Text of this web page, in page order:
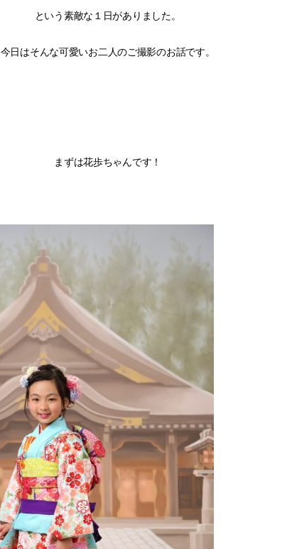
という素敵な１日がありました。
今日はそんな可愛いお二人のご撮影のお話です。
まずは花歩ちゃんです！